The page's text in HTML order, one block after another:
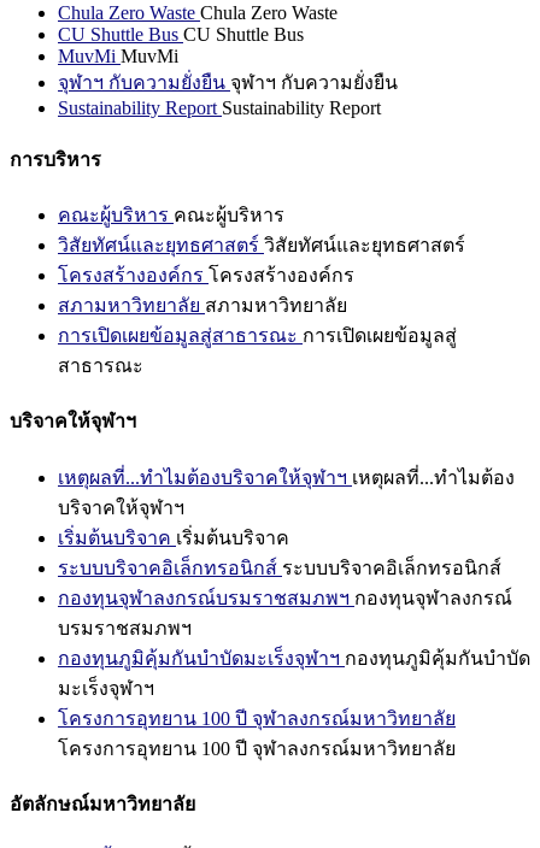
Chula Zero Waste Chula Zero Waste
CU Shuttle Bus CU Shuttle Bus
MuvMi MuvMi
จุฬาฯ กับความยั่งยืน จุฬาฯ กับความยั่งยืน
Sustainability Report Sustainability Report
การบริหาร
คณะผู้บริหาร คณะผู้บริหาร
วิสัยทัศน์และยุทธศาสตร์ วิสัยทัศน์และยุทธศาสตร์
โครงสร้างองค์กร โครงสร้างองค์กร
สภามหาวิทยาลัย สภามหาวิทยาลัย
การเปิดเผยข้อมูลสู่สาธารณะ การเปิดเผยข้อมูลสู่
สาธารณะ
บริจาคให้จุฬาฯ
เหตุผลที่...ทำไมต้องบริจาคให้จุฬาฯ เหตุผลที่...ทำไมต้อง
บริจาคให้จุฬาฯ
เริ่มต้นบริจาค เริ่มต้นบริจาค
ระบบบริจาคอิเล็กทรอนิกส์ ระบบบริจาคอิเล็กทรอนิกส์
กองทุนจุฬาลงกรณ์บรมราชสมภพฯ กองทุนจุฬาลงกรณ์
บรมราชสมภพฯ
กองทุนภูมิคุ้มกันบำบัดมะเร็งจุฬาฯ กองทุนภูมิคุ้มกันบำบัด
มะเร็งจุฬาฯ
โครงการอุทยาน 100 ปี จุฬาลงกรณ์มหาวิทยาลัย
โครงการอุทยาน 100 ปี จุฬาลงกรณ์มหาวิทยาลัย
อัตลักษณ์มหาวิทยาลัย